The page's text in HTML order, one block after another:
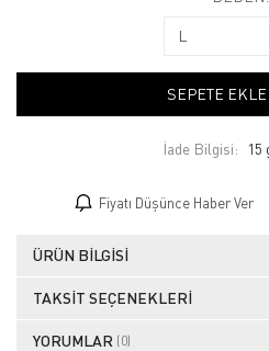
SEPETE EKLE
İade Bilgisi:
Fiyatı Düşünce Haber Ver
ÜRÜN BILGISI
TAKSIT SEÇENEKLERI
YORUMLAR (0)